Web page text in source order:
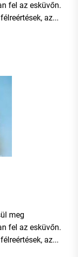
fel az esküvőn.
az...
meg
fel az esküvőn.
az...